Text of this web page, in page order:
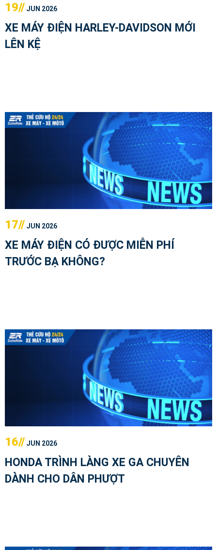
19// JUN 2026
XE MÁY ĐIỆN HARLEY-DAVIDSON MỚI
LÊN KỆ
17// JUN 2026
XE MÁY ĐIỆN CÓ ĐƯỢC MIỄN PHÍ
TRƯỚC BẠ KHÔNG?
16// JUN 2026
HONDA TRÌNH LÀNG XE GA CHUYÊN
DÀNH CHO DÂN PHƯỢT